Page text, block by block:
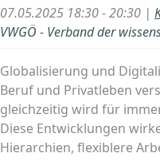
07.05.2025 18:30 - 20:30 |
VWGÖ - Verband der
Globalisierung und
Beruf und Privatleben
gleichzeitig wird für
Diese Entwicklungen
Hierarchien, flexiblere